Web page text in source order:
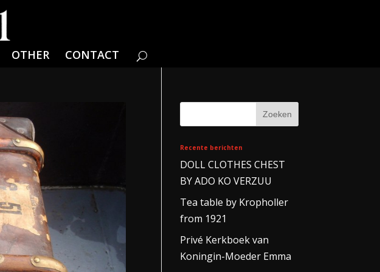
OTHER CONTACT
Recente berichten
DOLL CLOTHES CHEST
BY ADO KO VERZUU
Tea table by Kropholler
from 1921
Privé Kerkboek van
Koningin-Moeder Emma